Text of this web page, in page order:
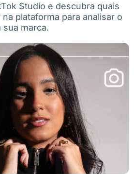
Studio e descubra quais
plataforma para analisar o
sua marca.